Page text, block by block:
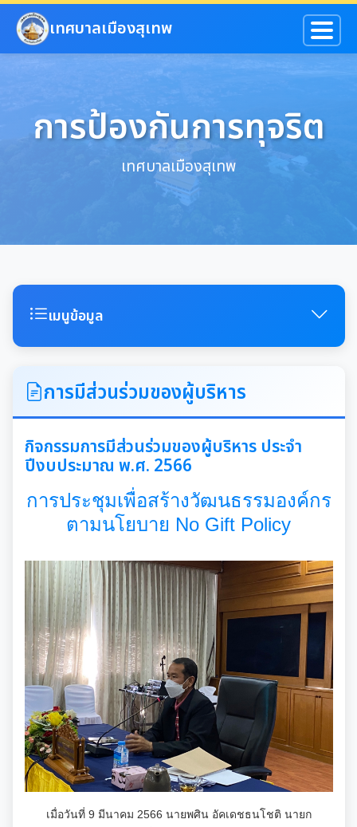
ข้ามไปยังเนื้อหาหลัก
เทศบาลเมืองสุเทพ
การป้องกันการทุจริต
เทศบาลเมืองสุเทพ
เมนูข้อมูล
คำแถลงนโยบายนายกเทศมนตรีเมืองสุเทพ
ข้อมูลทั่วไปเกี่ยวกับเทศบาล
ประวัติความเป็นมา
แผนพัฒนาท้องถิ่น
แผนการดำเนินงาน
แผนดำเนินงานประจำปี
รายงานการกำกับติดตามการดำเนินงานประจำปีรอบ 6
เดือน
รายงานผลการดำเนินงานประจำปี
รายงานการติดตามและประเมินผลแผนพัฒนาท้องถิ่น
ประจำปี
คู่มือหรือมาตรฐานการปฏิบัติงาน
มุม KM การจัดการความรู้
มาตรฐานกำหนดตำแหน่ง
สรุปผลการประชุม ก.จ. ก.ท. และ ก.อบต.
การให้บริการประชาชน
คู่มือหรือแนวทางการขอรับบริการสำหรับประชาชน
เทศบัญญัติงบประมาณรายจ่าย
การมีส่วนร่วมของผู้บริหาร
กิจกรรมการมีส่วนร่วมของผู้บริหาร ประจำ
ปีงบประมาณ พ.ศ. 2566
การประชุมเพื่อสร้างวัฒนธรรมองค์กร
ตามนโยบาย No Gift Policy
เมื่อวันที่ 9 มีนาคม 2566 นายพศิน อัคเดชธนโชติ นายก